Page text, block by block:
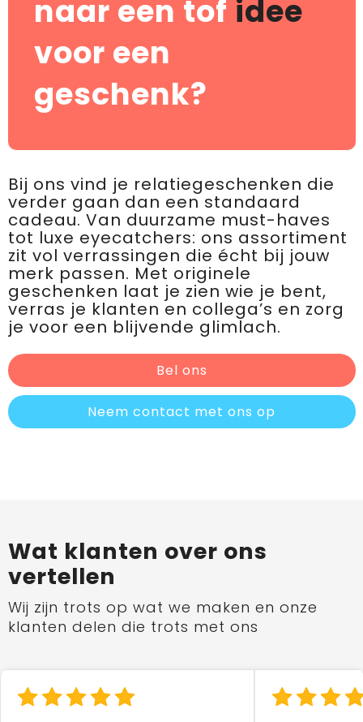
naar een tof idee
voor een
geschenk?
Bij ons vind je relatiegeschenken die
verder gaan dan een standaard
cadeau. Van duurzame must-haves
tot luxe eyecatchers: ons assortiment
zit vol verrassingen die écht bij jouw
merk passen. Met originele
geschenken laat je zien wie je bent,
verras je klanten en collega’s en zorg
je voor een blijvende glimlach.
Bel ons
Neem contact met ons op
Wat klanten over ons
vertellen
Wij zijn trots op wat we maken en onze
klanten delen die trots met ons